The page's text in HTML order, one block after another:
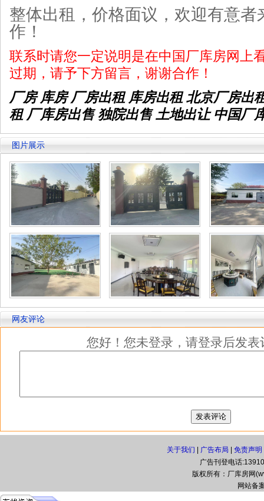
整体出租，价格面议，欢迎有意
作！
联系时请您一定说明是在中国厂库房网上
过期，请予下方留言，谢谢合作！
厂房 库房 厂房出租 库房出租 北京厂房出
租 厂库房出售 独院出售 土地出让 中国厂
图片展示
网友评论
您好！您未登录，请登录后发
关于我们 广告布局 免责声明
广告刊登电话
版权所有：厂库房网
网站备